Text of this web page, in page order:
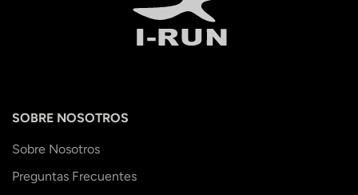
SOBRE NOSOTROS
Sobre Nosotros
Preguntas Frecuentes